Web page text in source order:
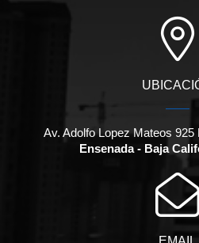
Av. Adolfo Lopez Mateos
Ensenada - Baja